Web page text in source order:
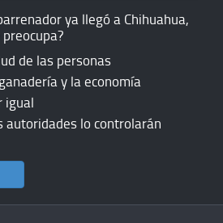
ya llegó a Chihuahua,
de las personas
y la economía
igual
autoridades lo controlarán